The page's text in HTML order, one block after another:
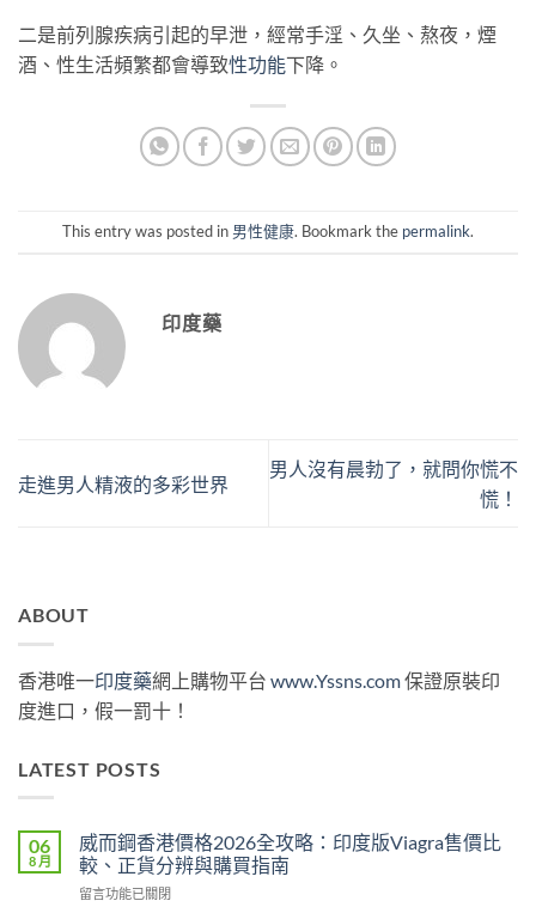
二是前列腺疾病引起的早泄，經常手淫、久坐、熬夜，煙
酒、性生活頻繁都會導致性功能下降。
This entry was posted in 男性健康. Bookmark the permalink.
印度藥
走進男人精液的多彩世界
男人沒有晨勃了，就問你慌不
慌！
ABOUT
香港唯一印度藥網上購物平台 www.Yssns.com保證原裝印
度進口，假一罰十！
LATEST POSTS
06
8 月
威而鋼香港價格2026全攻略：印度版Viagra售價比
較、正貨分辨與購買指南
在
留言功能已關閉